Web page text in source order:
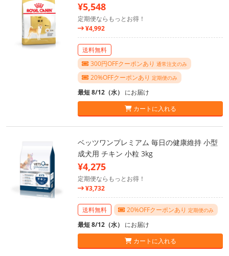
¥5,548
定期便ならもっとお得！
¥4,992
送料無料
300円OFFクーポンあり 通常注文のみ
20%OFFクーポンあり 定期便のみ
最短 8/12（水） にお届け
カートに入れる
ベッツワンプレミアム 毎日の健康維持 小型
成犬用 チキン 小粒 3kg
¥4,275
定期便ならもっとお得！
¥3,732
送料無料 20%OFFクーポンあり 定期便のみ
最短 8/12（水） にお届け
カートに入れる